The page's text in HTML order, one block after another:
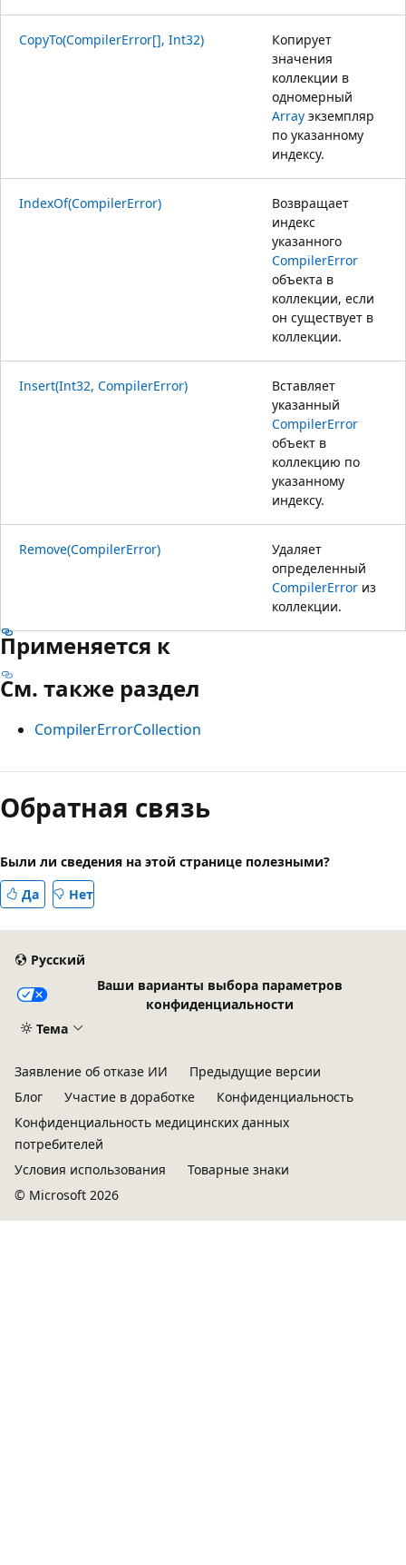
CopyTo(CompilerError[], Int32)
Копирует
значения
коллекции в
одномерный
Array экземпляр
по указанному
индексу.
IndexOf(CompilerError)
Возвращает
индекс
указанного
CompilerError
объекта в
коллекции, если
он существует в
коллекции.
Insert(Int32, CompilerError)
Вставляет
указанный
CompilerError
объект в
коллекцию по
указанному
индексу.
Remove(CompilerError)
Удаляет
определенный
CompilerError из
коллекции.
Применяется к
См. также раздел
CompilerErrorCollection
Обратная связь
Были ли сведения на этой странице полезными?
Да
Нет
Русский
Ваши варианты выбора параметров
конфиденциальности
Тема
Заявление об отказе ИИ
Предыдущие версии
Блог
Участие в доработке
Конфиденциальность
Конфиденциальность медицинских данных
потребителей
Условия использования
Товарные знаки
© Microsoft 2026